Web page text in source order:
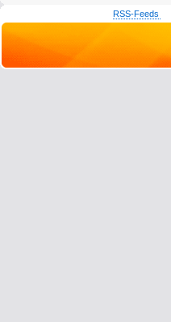
RSS-Feeds